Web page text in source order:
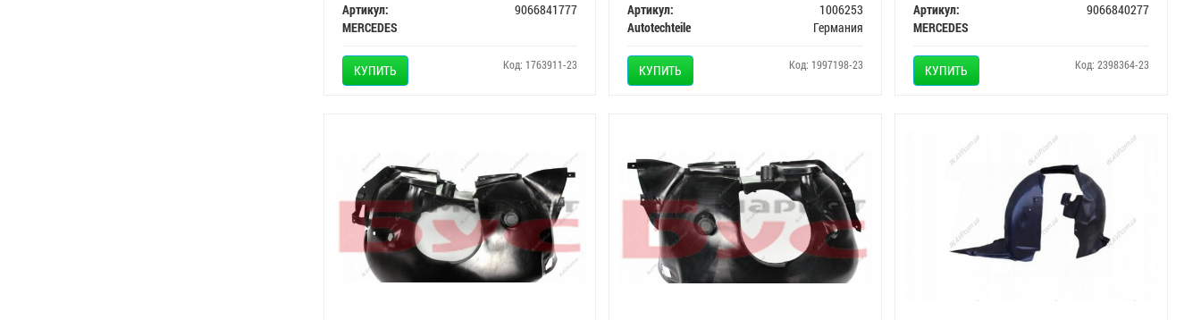
Артикул:
9066841777
MERCEDES
КУПИТЬ Код: 1763911-23
Артикул:
1006253
Autotechteile
Германия
КУПИТЬ Код: 1997198-23
Артикул:
9066840277
MERCEDES
КУПИТЬ Код: 2398364-23